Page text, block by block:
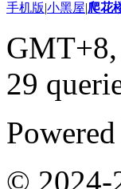
手机版|小黑屋|爬花
29
© 2024-